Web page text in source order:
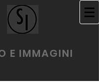
E IMMAGINI